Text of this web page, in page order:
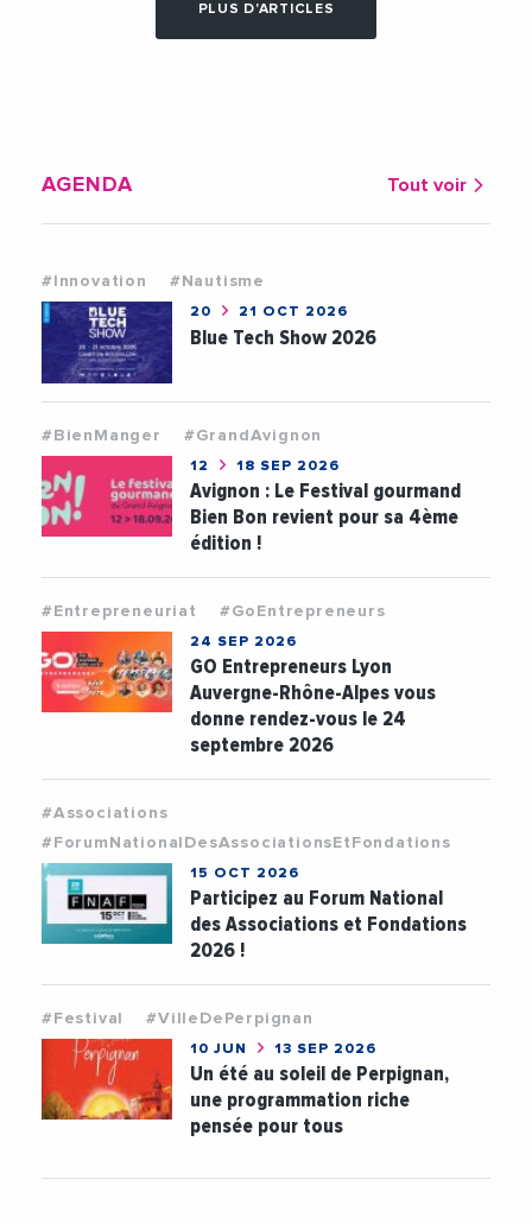
PLUS D'ARTICLES
AGENDA Tout voir
#Innovation #Nautisme
20 21 OCT 2026
Blue Tech Show 2026
#BienManger #GrandAvignon
12 18 SEP 2026
Avignon : Le Festival gourmand
Bien Bon revient pour sa 4ème
édition !
#Entrepreneuriat #GoEntrepreneurs
24 SEP 2026
GO Entrepreneurs Lyon
Auvergne-Rhône-Alpes vous
donne rendez-vous le 24
septembre 2026
#Associations
#ForumNationalDesAssociationsEtFondations
15 OCT 2026
Participez au Forum National
des Associations et Fondations
2026 !
#Festival #VilleDePerpignan
10 JUN 13 SEP 2026
Un été au soleil de Perpignan,
une programmation riche
pensée pour tous